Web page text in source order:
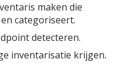
maken die
categoriseert.
detecteren.
inventarisatie krijgen.